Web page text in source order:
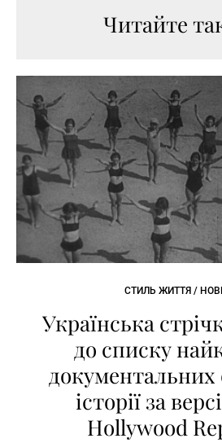
Читайте
СТИЛЬ ЖИТТЯ /
Українська
до списку
документальних
історії за
Hollywood